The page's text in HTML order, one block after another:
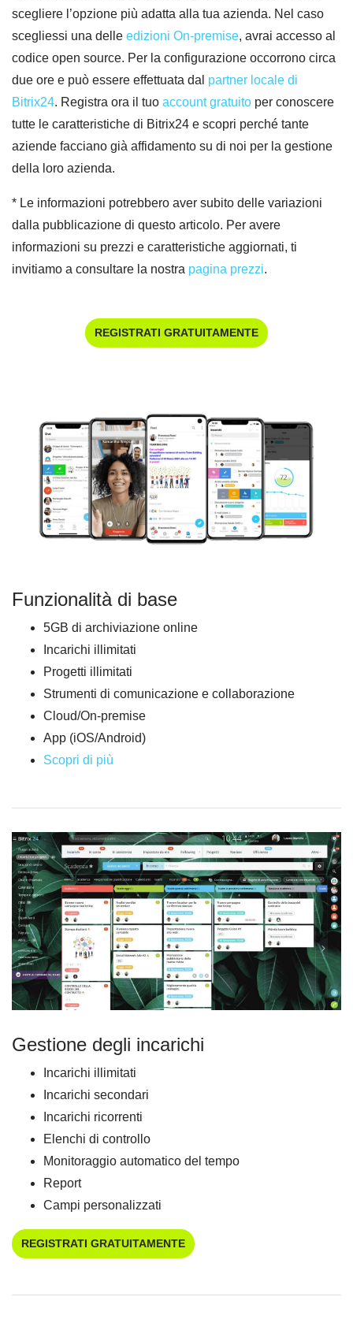
scegliere l’opzione più adatta alla tua azienda. Nel caso
scegliessi una delle edizioni On-premise, avrai accesso al
codice open source. Per la configurazione occorrono circa
due ore e può essere effettuata dal partner locale di
Bitrix24. Registra ora il tuo account gratuito per conoscere
tutte le caratteristiche di Bitrix24 e scopri perché tante
aziende facciano già affidamento su di noi per la gestione
della loro azienda.
* Le informazioni potrebbero aver subito delle variazioni
dalla pubblicazione di questo articolo. Per avere
informazioni su prezzi e caratteristiche aggiornati, ti
invitiamo a consultare la nostra pagina prezzi.
REGISTRATI GRATUITAMENTE
Funzionalità di base
5GB di archiviazione online
Incarichi illimitati
Progetti illimitati
Strumenti di comunicazione e collaborazione
Cloud/On-premise
App (iOS/Android)
Scopri di più
Gestione degli incarichi
Incarichi illimitati
Incarichi secondari
Incarichi ricorrenti
Elenchi di controllo
Monitoraggio automatico del tempo
Report
Campi personalizzati
REGISTRATI GRATUITAMENTE